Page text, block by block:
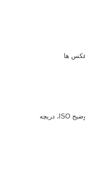
درک نوردهی – همراه با توضیح ISO، دریچه